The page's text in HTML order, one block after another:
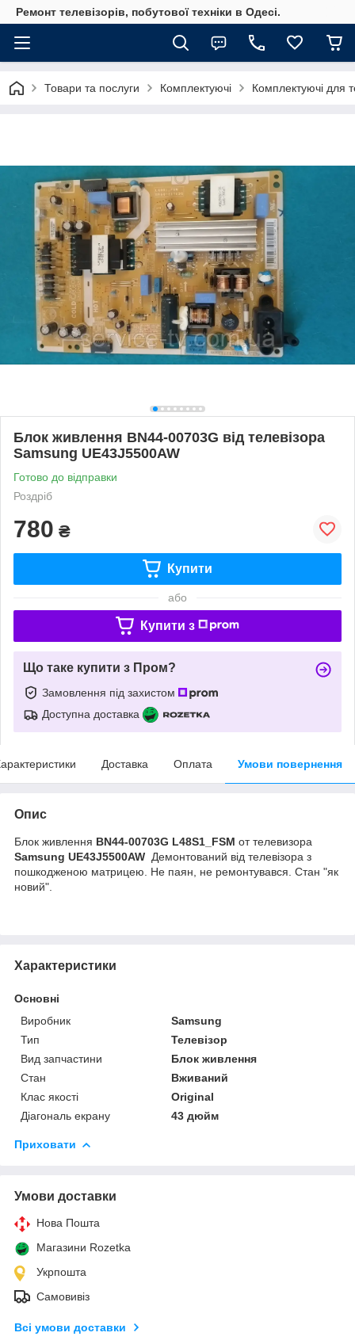
Ремонт телевізорів, побутової техніки в Одесі.
Товари та послуги Комплектуючі Комплектуючі для
Блок живлення BN44-00703G від телевізора
Samsung UE43J5500AW
Готово до відправки
Роздріб
780 ₴
Купити
або
Купити з
Що таке купити з Пром?
Замовлення під захистом
Доступна доставка
Доставка Оплата Умови повернення
Опис
Блок живлення BN44-00703G L48S1_FSM от телевизора
Samsung UE43J5500AW Демонтований від телевізора з
пошкодженою матрицею. Не паян, не ремонтувався. Стан "як
новий".
Характеристики
Основні
Виробник
Samsung
Тип
Телевізор
Вид запчастини
Блок живлення
Стан
Вживаний
Клас якості
Original
Діагональ екрану
43 дюйм
Приховати
Умови доставки
Нова Пошта
Магазини Rozetka
Укрпошта
Самовивіз
Всі умови доставки